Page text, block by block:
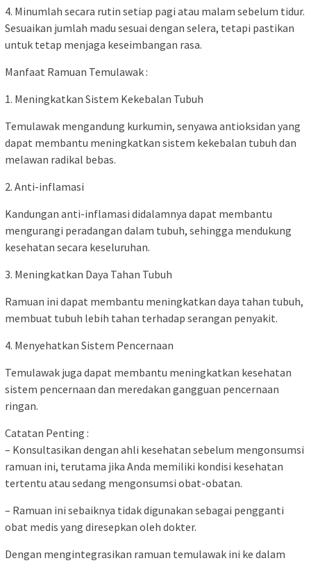
4. Minumlah secara rutin setiap pagi atau malam sebelum tidur.
Sesuaikan jumlah madu sesuai dengan selera, tetapi pastikan
untuk tetap menjaga keseimbangan rasa.
Manfaat Ramuan Temulawak :
1. Meningkatkan Sistem Kekebalan Tubuh
Temulawak mengandung kurkumin, senyawa antioksidan yang
dapat membantu meningkatkan sistem kekebalan tubuh dan
melawan radikal bebas.
2. Anti-inflamasi
Kandungan anti-inflamasi didalamnya dapat membantu
mengurangi peradangan dalam tubuh, sehingga mendukung
kesehatan secara keseluruhan.
3. Meningkatkan Daya Tahan Tubuh
Ramuan ini dapat membantu meningkatkan daya tahan tubuh,
membuat tubuh lebih tahan terhadap serangan penyakit.
4. Menyehatkan Sistem Pencernaan
Temulawak juga dapat membantu meningkatkan kesehatan
sistem pencernaan dan meredakan gangguan pencernaan
ringan.
Catatan Penting :
– Konsultasikan dengan ahli kesehatan sebelum mengonsumsi
ramuan ini, terutama jika Anda memiliki kondisi kesehatan
tertentu atau sedang mengonsumsi obat-obatan.
– Ramuan ini sebaiknya tidak digunakan sebagai pengganti
obat medis yang diresepkan oleh dokter.
Dengan mengintegrasikan ramuan temulawak ini ke dalam